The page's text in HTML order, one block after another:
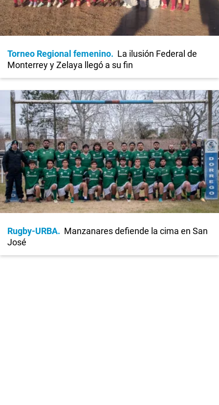
Torneo Regional femenino
La ilusión Federal de
Monterrey y Zelaya llegó a su fin
Rugby-URBA
Manzanares defiende la cima en San
José